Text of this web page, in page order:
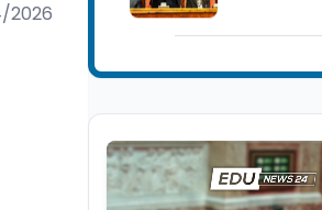
2026
Mario
Mondo8 ago
europea in
di Strasburgo
dei minatori
Marcinelle nel
Università8 ago
Università
Fondo